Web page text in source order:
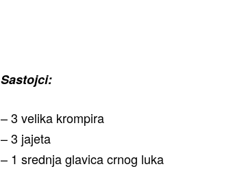
Sastojci:
– 3 velika krompira
– 3 jajeta
– 1 srednja glavica crnog luka